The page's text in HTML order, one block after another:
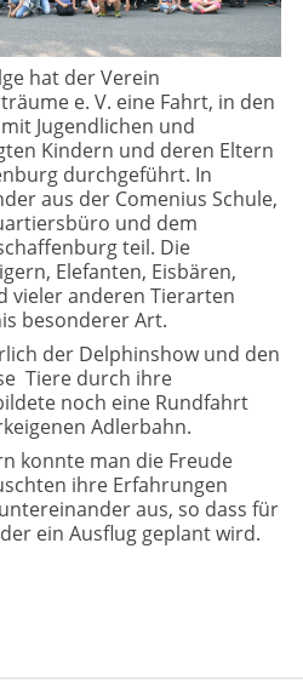
hat der Verein
e. V. eine Fahrt, in den
Jugendlichen und
Kindern und deren Eltern
durchgeführt. In
aus der Comenius Schule,
und dem
teil. Die
Elefanten, Eisbären,
vieler anderen Tierarten
besonderer Art.
der Delphinshow und den
Tiere durch ihre
noch eine Rundfahrt
Adlerbahn.
konnte man die Freude
ihre Erfahrungen
aus, so dass für
ein Ausflug geplant wird.